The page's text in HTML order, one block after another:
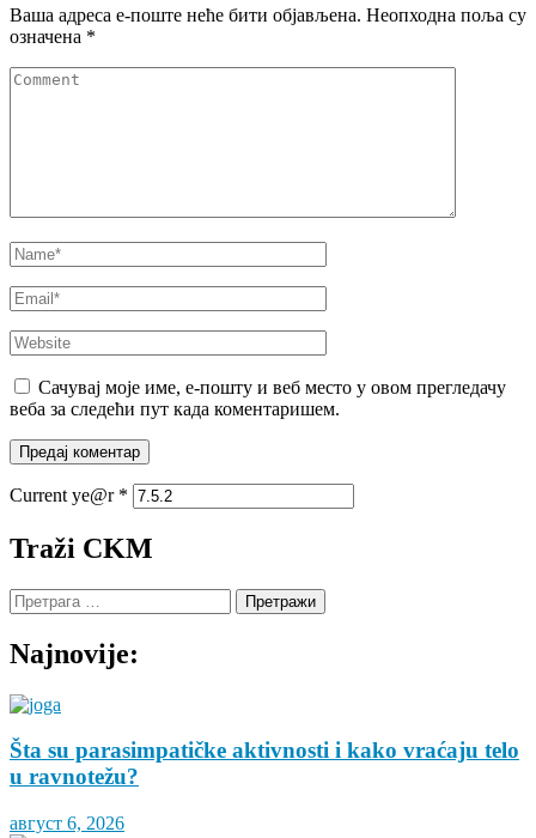
Ваша адреса е-поште неће бити објављена. Неопходна поља су
означена *
Comment
Name*
Email*
Website
Сачувај моје име, е-пошту и веб место у овом прегледачу
веба за следећи пут када коментаришем.
Current ye@r *
Traži CKM
Претрага
за:
Najnovije:
Šta su parasimpatičke aktivnosti i kako vraćaju telo
u ravnotežu?
август 6, 2026